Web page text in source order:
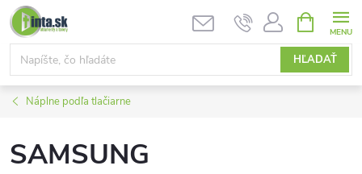
Prejsť
na
obsah
HĽADAŤ
KOŠÍK
Náplne podľa tlačiarne
SAMSUNG